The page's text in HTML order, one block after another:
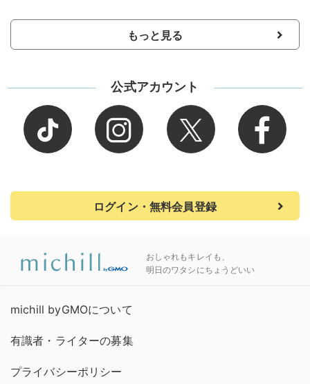
もっと見る
公式アカウント
ログイン・無料会員登録
おしゃれもキレイも、
明日のワタシにちょうどいい
michill byGMOについて
有識者・ライターの募集
プライバシーポリシー